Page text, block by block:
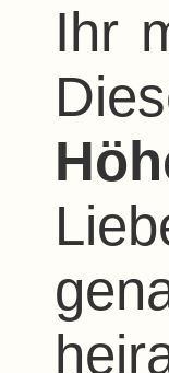
Ihr